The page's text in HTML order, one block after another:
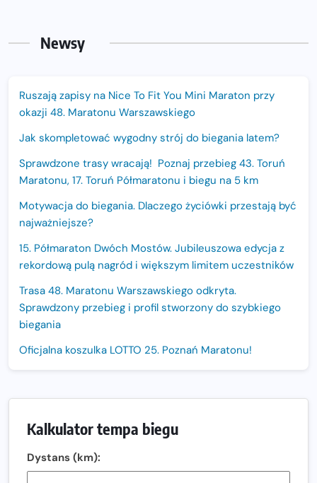
Newsy
Ruszają zapisy na Nice To Fit You Mini Maraton przy
okazji 48. Maratonu Warszawskiego
Jak skompletować wygodny strój do biegania latem?
Sprawdzone trasy wracają! Poznaj przebieg 43. Toruń
Maratonu, 17. Toruń Półmaratonu i biegu na 5 km
Motywacja do biegania. Dlaczego życiówki przestają być
najważniejsze?
15. Półmaraton Dwóch Mostów. Jubileuszowa edycja z
rekordową pulą nagród i większym limitem uczestników
Trasa 48. Maratonu Warszawskiego odkryta.
Sprawdzony przebieg i profil stworzony do szybkiego
biegania
Oficjalna koszulka LOTTO 25. Poznań Maratonu!
Fabrykanta. Organizatorzy odkrywają trasę dzień po
Kalkulator tempa biegu
Dystans (km):